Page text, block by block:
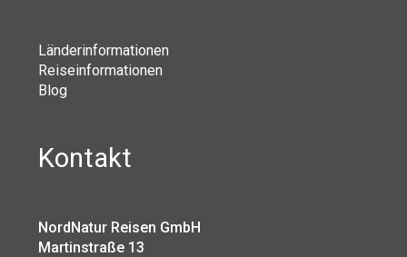
Länderinformationen
Reiseinformationen
Blog
Kontakt
NordNatur Reisen GmbH
Martinstraße 13